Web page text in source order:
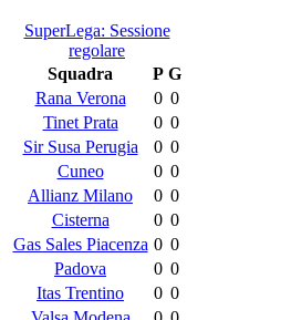
SuperLega: Sessione
regolare
Squadra
P G
Rana Verona
0 0
Tinet Prata
0 0
Sir Susa Perugia
0 0
Cuneo
0 0
Allianz Milano
0 0
Cisterna
0 0
Gas Sales Piacenza 0 0
Padova
0 0
Itas Trentino
0 0